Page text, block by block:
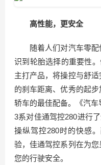
高性能，更安全
随着人们对汽车零配
识到轮胎选择的重要性
主打产品，将操控与舒
的刹车距离、优秀的起
轿车的最佳配备。《汽
3系对佳通驾控280进行
操纵驾控280时的快感
验，佳通驾控系列在为
您的行驶安全。